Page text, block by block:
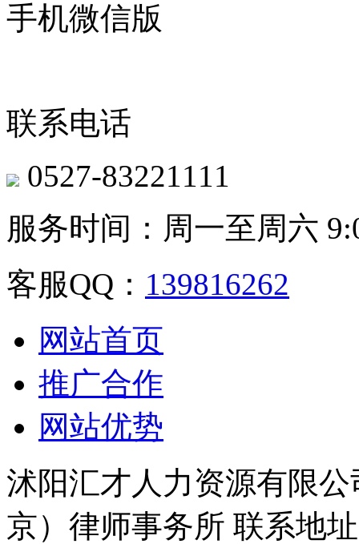
手机微信版
联系电话
0527-83221111
服务时间：周一至周六
客服QQ： 139816262
网站首页
推广合作
网站优势
沭阳汇才人力资源有限
京）律师事务所 联系地